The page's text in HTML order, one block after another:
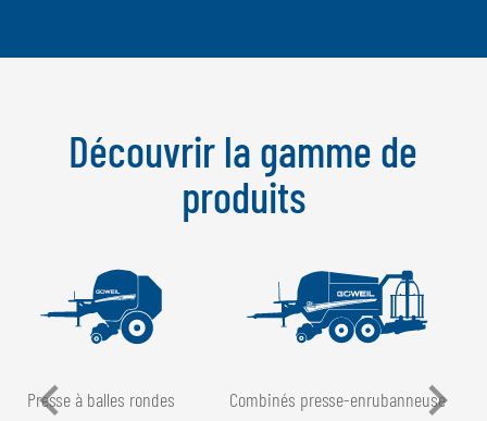
Découvrir la gamme de
produits
Presse à balles rondes Combinés presse-enrubanneuse